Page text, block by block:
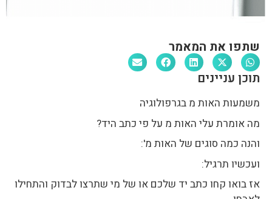
שתפו את המאמר
תוכן עניינים
משמעות האות מ בגרפולוגיה
מה אומרת עלי האות מ על פי כתב היד?
והנה כמה סוגים של האות מ':
ועכשיו תרגיל:
אז בואו קחו כתב יד שלכם או של מי שתרצו לבדוק והתחילו